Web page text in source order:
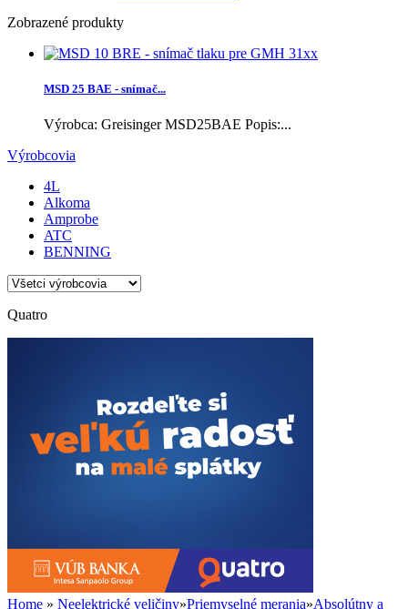
Zobrazené produkty
MSD 25 BAE - snímač...
Výrobca: Greisinger MSD25BAE Popis:...
Výrobcovia
4L
Alkoma
Amprobe
ATC
BENNING
Quatro
Home » Neelektrické veličiny»Priemyselné merania»Absolútny a